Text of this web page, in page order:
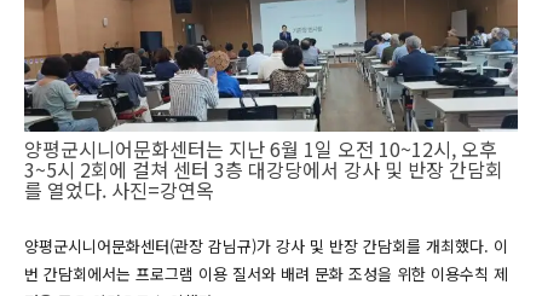
양평군시니어문화센터는 지난 6월 1일 오전 10~12시, 오후
3~5시 2회에 걸쳐 센터 3층 대강당에서 강사 및 반장 간담회
를 열었다. 사진=강연옥
양평군시니어문화센터(관장 감님규)가 강사 및 반장 간담회를 개최했다. 이
번 간담회에서는 프로그램 이용 질서와 배려 문화 조성을 위한 이용수칙 제